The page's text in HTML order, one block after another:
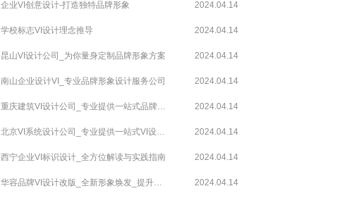
企业VI创意设计-打造独特品牌形象 2024.04.14
学校标志VI设计理念推导 2024.04.14
昆山VI设计公司_为你量身定制品牌形象方案 2024.04.14
南山企业设计VI_专业品牌形象设计服务公司 2024.04.14
重庆建筑VI设计公司_专业提供一站式品牌传播服务 2024.04.14
北京VI系统设计公司_专业提供一站式VI设计服务 2024.04.14
西宁企业VI标识设计_全方位解读与实践指南 2024.04.14
华容品牌VI设计改版_全新形象焕发_提升品牌价值 2024.04.14